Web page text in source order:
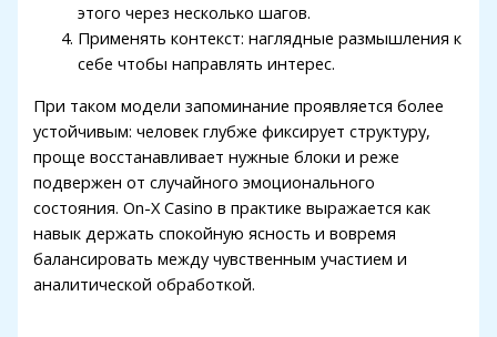
этого через несколько шагов.
Применять контекст: наглядные размышления к
себе чтобы направлять интерес.
При таком модели запоминание проявляется более
устойчивым: человек глубже фиксирует структуру,
проще восстанавливает нужные блоки и реже
подвержен от случайного эмоционального
состояния. On-X Casino в практике выражается как
навык держать спокойную ясность и вовремя
балансировать между чувственным участием и
аналитической обработкой.